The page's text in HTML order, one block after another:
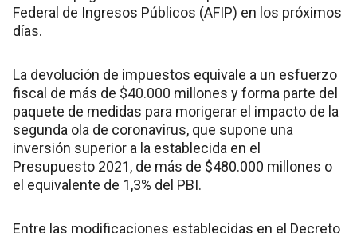
Federal de Ingresos Públicos (AFIP) en los próximos
días.
La devolución de impuestos equivale a un esfuerzo
fiscal de más de $40.000 millones y forma parte del
paquete de medidas para morigerar el impacto de la
segunda ola de coronavirus, que supone una
inversión superior a la establecida en el
Presupuesto 2021, de más de $480.000 millones o
el equivalente de 1,3% del PBI.
Entre las modificaciones establecidas en el Decreto